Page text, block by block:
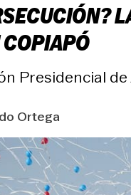
COPIAPÓ
Presidencial
Ortega